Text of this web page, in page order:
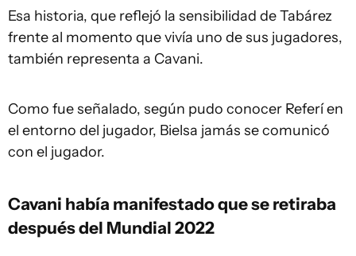
Esa historia, que reflejó la sensibilidad de Tabárez
frente al momento que vivía uno de sus jugadores,
también representa a Cavani.
Como fue señalado, según pudo conocer Referí en
el entorno del jugador, Bielsa jamás se comunicó
con el jugador.
Cavani había manifestado que se retiraba
después del Mundial 2022